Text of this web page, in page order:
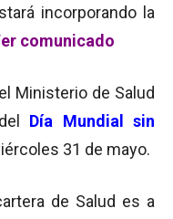
incorporando la
comunicado
Ministerio de Salud
Día Mundial sin
31 de mayo.
de Salud es a